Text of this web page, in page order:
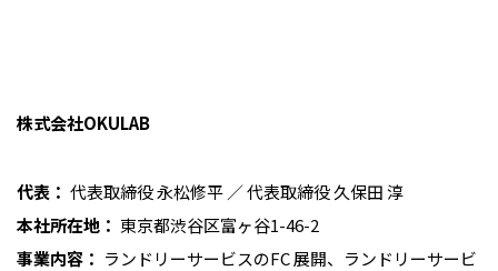
株式会社OKULAB
代表： 代表取締役 永松修平 ／ 代表取締役 久保田 淳
本社所在地： 東京都渋谷区富ヶ谷1-46-2
事業内容： ランドリーサービスのFC 展開、ランドリーサービ